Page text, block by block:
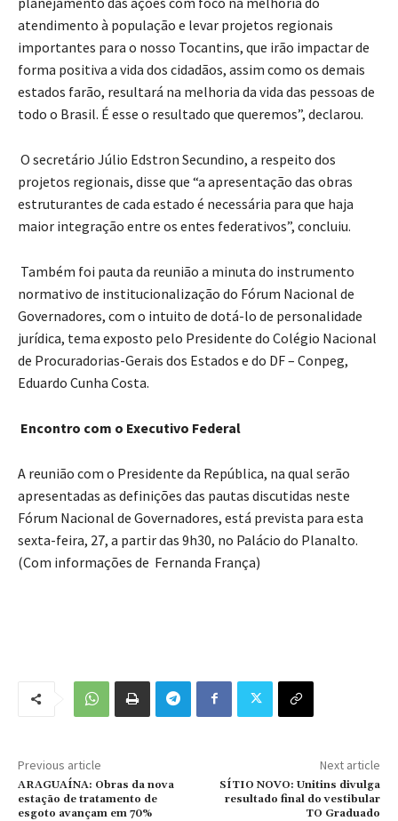
atendimento à população e levar projetos regionais
importantes para o nosso Tocantins, que irão impactar de
forma positiva a vida dos cidadãos, assim como os demais
estados farão, resultará na melhoria da vida das pessoas de
todo o Brasil. É esse o resultado que queremos”, declarou.
O secretário Júlio Edstron Secundino, a respeito dos
projetos regionais, disse que “a apresentação das obras
estruturantes de cada estado é necessária para que haja
maior integração entre os entes federativos”, concluiu.
Também foi pauta da reunião a minuta do instrumento
normativo de institucionalização do Fórum Nacional de
Governadores, com o intuito de dotá-lo de personalidade
jurídica, tema exposto pelo Presidente do Colégio Nacional
de Procuradorias-Gerais dos Estados e do DF – Conpeg,
Eduardo Cunha Costa.
Encontro com o Executivo Federal
A reunião com o Presidente da República, na qual serão
apresentadas as definições das pautas discutidas neste
Fórum Nacional de Governadores, está prevista para esta
sexta-feira, 27, a partir das 9h30, no Palácio do Planalto.
(Com informações de Fernanda França)
Previous article
ARAGUAÍNA: Obras da nova
estação de tratamento de
esgoto avançam em 70%
Next article
SÍTIO NOVO: Unitins divulga
resultado final do vestibular
TO Graduado